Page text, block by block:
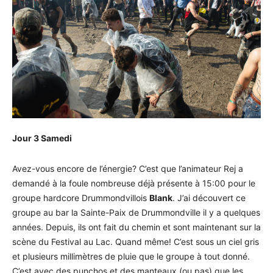
Jour 3 Samedi
Avez-vous encore de l’énergie? C’est que l’animateur Rej a
demandé à la foule nombreuse déjà présente à 15:00 pour le
groupe hardcore Drummondvillois Blank. J’ai découvert ce
groupe au bar la Sainte-Paix de Drummondville il y a quelques
années. Depuis, ils ont fait du chemin et sont maintenant sur la
scène du Festival au Lac. Quand même! C’est sous un ciel gris
et plusieurs millimètres de pluie que le groupe à tout donné.
C’est avec des punchos et des manteaux (ou pas) que les